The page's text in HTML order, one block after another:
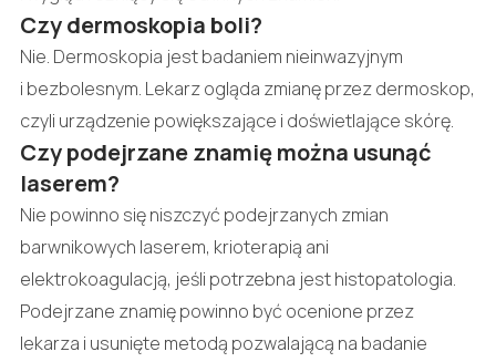
Czy dermoskopia boli?
Nie. Dermoskopia jest badaniem nieinwazyjnym
i bezbolesnym. Lekarz ogląda zmianę przez dermoskop,
czyli urządzenie powiększające i doświetlające skórę.
Czy podejrzane znamię można usunąć
laserem?
Nie powinno się niszczyć podejrzanych zmian
barwnikowych laserem, krioterapią ani
elektrokoagulacją, jeśli potrzebna jest histopatologia.
Podejrzane znamię powinno być ocenione przez
lekarza i usunięte metodą pozwalającą na badanie